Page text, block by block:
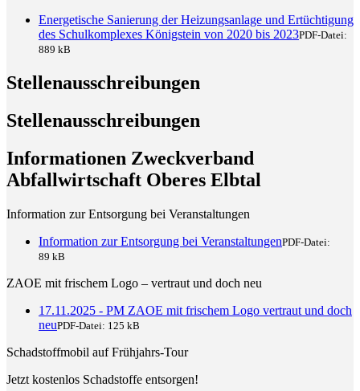
Energetische Sanierung der Heizungsanlage und Ertüchtigung
des Schulkomplexes Königstein von 2020 bis 2023PDF-Datei:
889 kB
Stellenausschreibungen
Stellenausschreibungen
Informationen Zweckverband
Abfallwirtschaft Oberes Elbtal
Information zur Entsorgung bei Veranstaltungen
Information zur Entsorgung bei VeranstaltungenPDF-Datei:
89 kB
ZAOE mit frischem Logo – vertraut und doch neu
17.11.2025 - PM ZAOE mit frischem Logo vertraut und doch
neuPDF-Datei: 125 kB
Schadstoffmobil auf Frühjahrs-Tour
Jetzt kostenlos Schadstoffe entsorgen!